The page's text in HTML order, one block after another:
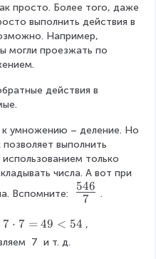
просто. Более того, даже
выполнить действия в
Например,
могли проезжать по
действия в
умножению – деление. Но
выполнить
только
числа. А вот при
Вспомните:
\
r
7
546 .
7
\
7 ⋅ 7 = 49 < 54 ,
7 и т. д.